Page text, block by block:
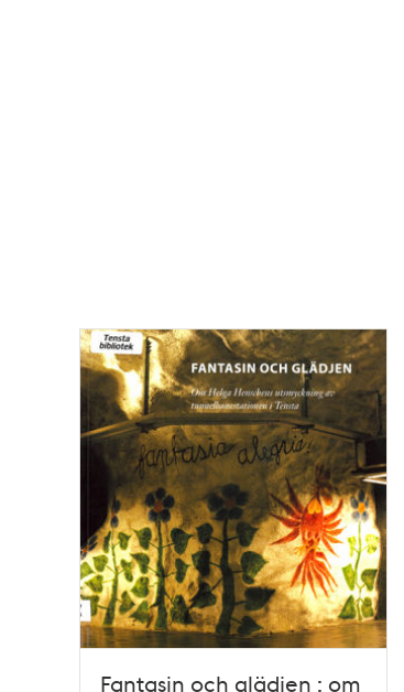
Fantasin och glädjen : om